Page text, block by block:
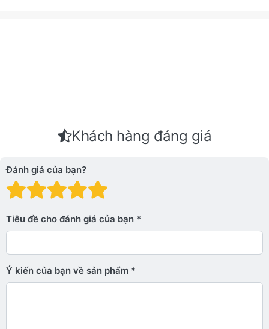
Khách hàng đáng giá
Đánh giá của bạn?
Đánh giá: 4 trên 5
Đánh giá: 3 trên 5 sao.
Đánh giá: 2 trên 5 sao.
Đánh giá: 1 trên 5 sao. Xấu
Tiêu đề cho đánh giá của bạn
Ý kiến ​​của bạn về sản phẩm